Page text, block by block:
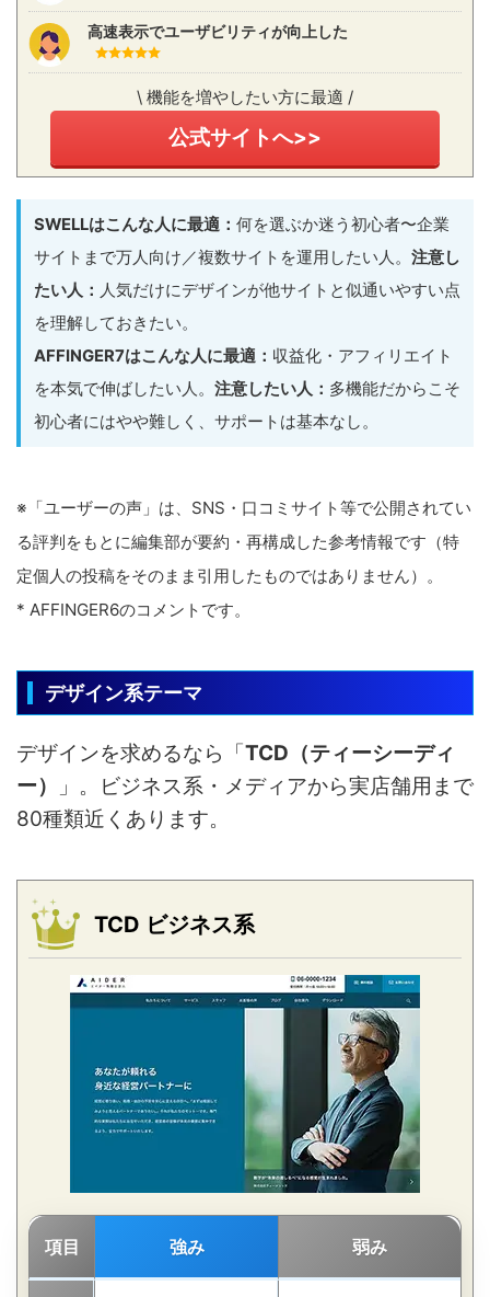
高速表示でユーザビリティが向上した
\ 機能を増やしたい方に最適 /
公式サイトへ>>
SWELLはこんな人に最適： 何を選ぶか迷う初心者〜企業
サイトまで万人向け／複数サイトを運用したい人。 注意し
たい人： 人気だけにデザインが他サイトと似通いやすい点
を理解しておきたい。
AFFINGER7はこんな人に最適： 収益化・アフィリエイト
を本気で伸ばしたい人。 注意したい人： 多機能だからこそ
初心者にはやや難しく、サポートは基本なし。
※「ユーザーの声」は、SNS・口コミサイト等で公開されてい
る評判をもとに編集部が要約・再構成した参考情報です（特
定個人の投稿をそのまま引用したものではありません）。
* AFFINGER6のコメントです。
デザイン系テーマ
デザインを求めるなら「TCD（ティーシーディ
ー）
」。ビジネス系・メディアから実店舗用まで
80種類近くあります。
TCD ビジネス系
項目 強み 弱み